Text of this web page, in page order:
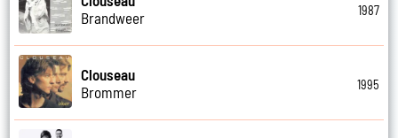
Brandweer
1987
Clouseau
Brommer
1995